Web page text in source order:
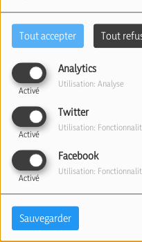
Tout accepter Tout
Analytics
Activé
Utilisation: Analyse
Twitter
Activé
Utilisation:
Facebook
Activé
Utilisation:
Sauvegarder
En Israël, certains